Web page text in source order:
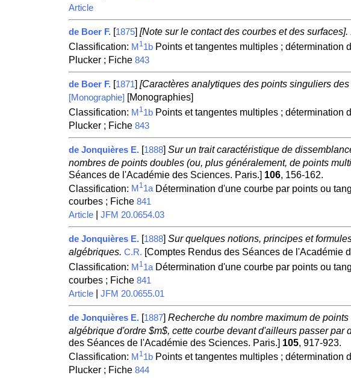
Article
de Boer F. [1875] [Note sur le contact des courbes et des
Classification: M 11bPoints et tangentes multiples ; détermination
Plucker ; Fiche 843
de Boer F. [1871] [Caractères analytiques des points singuliers
[Monographie] [Monographies]
Classification: M1 1bPoints et tangentes multiples ; détermination
Plucker ; Fiche 843
de Jonquières E. [1888] Sur un trait caractéristique de
nombres de points doubles (ou, plus généralement, de points
Séances de l'Académie des Sciences. Paris.] 106, 156-162.
Classification: M 11aDétermination d'une courbe par points ou
courbes ; Fiche 841
Article| JFM 20.0654.03
de Jonquières E. 1888] Sur quelques notions, principes et
algébriques. C.R. [Comptes Rendus des Séances de l'Académie
Classification: M 11aDétermination d'une courbe par points ou
courbes ; Fiche 841
Article| JFM 20.0655.01
de Jonquières E. [1887] Recherche du nombre maximum de
algébrique d'ordre $m$, cette courbe devant d'ailleurs passer
des Séances de l'Académie des Sciences. Paris.] 105, 917-923.
Classification: M 11bPoints et tangentes multiples ; détermination
Plucker ; Fiche 844